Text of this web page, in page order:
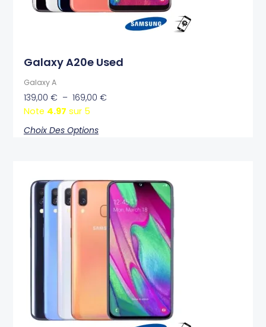
Galaxy A20e Used
Galaxy A
139,00 € – 169,00 €
Note 4.97 sur 5
Choix Des Options
la
de
prix :
169,00 €
à
199,00 €
produit
plusieurs
variations.
options
peuvent
être
choisies
la